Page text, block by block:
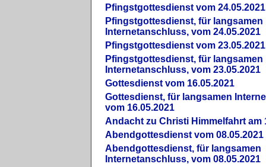
Pfingstgottesdienst vom 24.05.2021
Pfingstgottesdienst, für langsamen
Internetanschluss, vom 24.05.2021
Pfingstgottesdienst vom 23.05.2021
Pfingstgottesdienst, für langsamen
Internetanschluss, vom 23.05.2021
Gottesdienst vom 16.05.2021
Gottesdienst, für langsamen
vom 16.05.2021
Andacht zu Christi Himmelfahrt am
Abendgottesdienst vom 08.05.2021
Abendgottesdienst, für langsamen
Internetanschluss, vom 08.05.2021